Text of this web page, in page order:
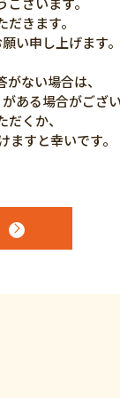
きます。
い申し上げます。
ない場合は、
ある場合がござい
くか、
すと幸いです。